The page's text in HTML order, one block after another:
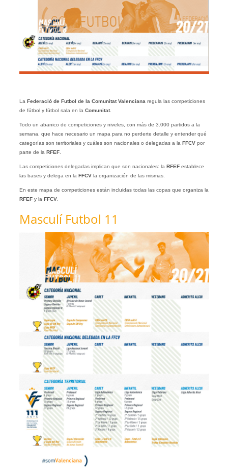
La Federació de Futbol de la Comunitat Valencianaregula las competiciones
de fútbol y fútbol sala en la Comunitat.
Todo un abanico de competiciones y niveles, con más de 3.000 partidos a la
semana, que hace necesario un mapa para no perderte detalle y entender qué
categorías son territoriales y cuáles son nacionales o delegadas a la FFCVpor
parte de la RFEF.
Las competiciones delegadas implican que son nacionales: la RFEFestablece
las bases y delega en la FFCVla organización de las mismas.
En este mapa de competiciones están incluidas todas las copas que organiza la
RFEFy la FFCV.
Masculí Futbol 11